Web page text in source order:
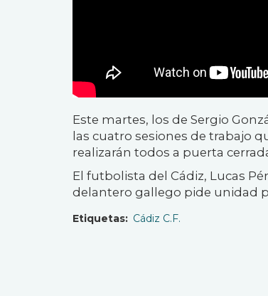
Este martes, los de Sergio
las cuatro sesiones de trabajo
realizarán todos a puerta
El futbolista del Cádiz, Lucas
delantero gallego pide unidad
Etiquetas Cádiz C.F.